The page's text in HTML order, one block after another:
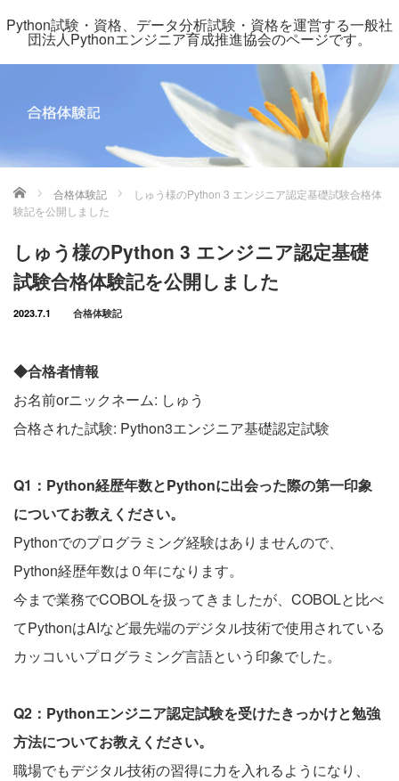
Python試験・資格、データ分析試験・資格を運営する一般社
団法人Pythonエンジニア育成推進協会のページです。
ホーム 合格体験記
しゅう様のPython 3 エンジニア認定基礎試験合格体
験記を公開しました
しゅう様のPython 3 エンジニア認定基礎
試験合格体験記を公開しました
2023.7.1 合格体験記
◆合格者情報
お名前orニックネーム: しゅう
合格された試験: Python3エンジニア基礎認定試験
Q1：Python経歴年数とPythonに出会った際の第一印象
についてお教えください。
Pythonでのプログラミング経験はありませんので、
Python経歴年数は０年になります。
今まで業務でCOBOLを扱ってきましたが、COBOLと比べ
てPythonはAIなど最先端のデジタル技術で使用されている
カッコいいプログラミング言語という印象でした。
Q2：Pythonエンジニア認定試験を受けたきっかけと勉強
方法についてお教えください。
職場でもデジタル技術の習得に力を入れるようになり、